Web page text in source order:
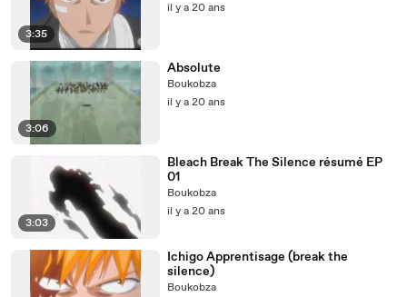
3:35
il y a 20 ans
3:06
Absolute
Boukobza
il y a 20 ans
3:03
Bleach Break The Silence résumé EP
01
Boukobza
il y a 20 ans
Ichigo Apprentisage (break the
silence)
Boukobza